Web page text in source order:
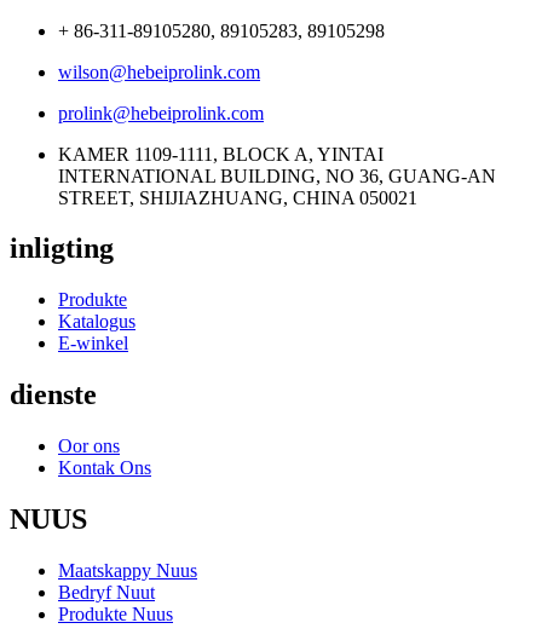
+ 86-311-89105280, 89105283, 89105298
wilson@hebeiprolink.com
prolink@hebeiprolink.com
KAMER 1109-1111, BLOCK A, YINTAI
INTERNATIONAL BUILDING, NO 36, GUANG-AN
STREET, SHIJIAZHUANG, CHINA 050021
inligting
Produkte
Katalogus
E-winkel
dienste
Oor ons
Kontak Ons
NUUS
Maatskappy Nuus
Bedryf Nuut
Produkte Nuus